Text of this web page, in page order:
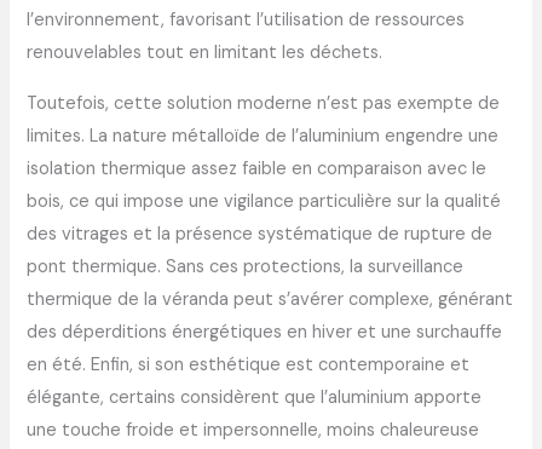
l’environnement, favorisant l’utilisation de ressources
renouvelables tout en limitant les déchets.
Toutefois, cette solution moderne n’est pas exempte de
limites. La nature métalloïde de l’aluminium engendre une
isolation thermique assez faible en comparaison avec le
bois, ce qui impose une vigilance particulière sur la qualité
des vitrages et la présence systématique de rupture de
pont thermique. Sans ces protections, la surveillance
thermique de la véranda peut s’avérer complexe, générant
des déperditions énergétiques en hiver et une surchauffe
en été. Enfin, si son esthétique est contemporaine et
élégante, certains considèrent que l’aluminium apporte
une touche froide et impersonnelle, moins chaleureuse